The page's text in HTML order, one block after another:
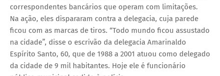
correspondentes bancários que operam com limitações.
Na ação, eles dispararam contra a delegacia, cuja parede
ficou com as marcas de tiros. “Todo mundo ficou assustado
na cidade”, disse o escrivão da delegacia Amarinaldo
Espírito Santo, 60, que de 1988 a 2001 atuou como delegado
da cidade de 9 mil habitantes. Hoje ele é funcionário